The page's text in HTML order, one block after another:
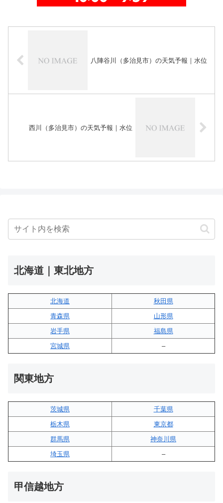
八陣谷川（多治見市）の天気予報｜水位
西川（多治見市）の天気予報｜水位
北海道｜東北地方
北海道
秋田県
青森県
山形県
岩手県
福島県
宮城県
–
関東地方
茨城県
千葉県
栃木県
東京都
群馬県
神奈川県
埼玉県
–
甲信越地方